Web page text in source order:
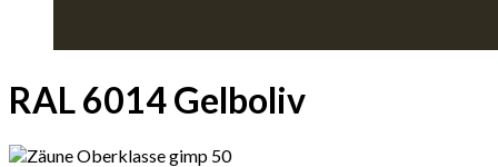
RAL 6014 Gelboliv